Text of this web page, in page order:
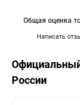
Написать
Общая оценка
России